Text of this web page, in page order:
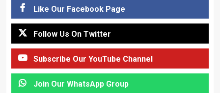
Like Our Facebook Page
Follow Us On Twitter
Subscribe Our YouTube Channel
Join Our WhatsApp Group